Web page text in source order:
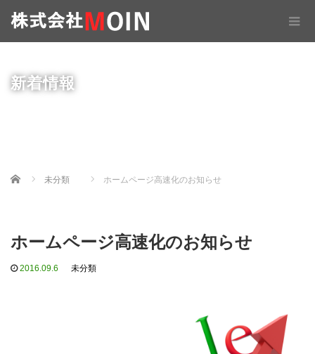
新着情報
Home 未分類 ホームページ高速化のお知らせ
ホームページ高速化のお知らせ
2016.09.6 未分類